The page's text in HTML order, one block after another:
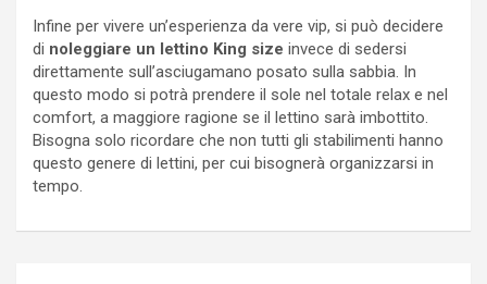
Infine per vivere un’esperienza da vere vip, si può decidere
di noleggiare un lettino King size invece di sedersi
direttamente sull’asciugamano posato sulla sabbia. In
questo modo si potrà prendere il sole nel totale relax e nel
comfort, a maggiore ragione se il lettino sarà imbottito.
Bisogna solo ricordare che non tutti gli stabilimenti hanno
questo genere di lettini, per cui bisognerà organizzarsi in
tempo.